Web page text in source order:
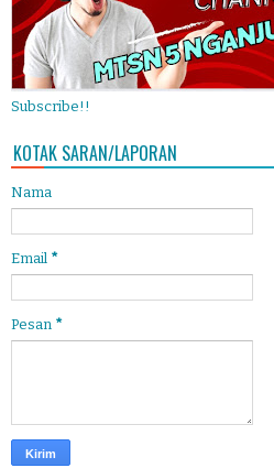
Subscribe!!
KOTAK SARAN/LAPORAN
Nama
Email *
Pesan *